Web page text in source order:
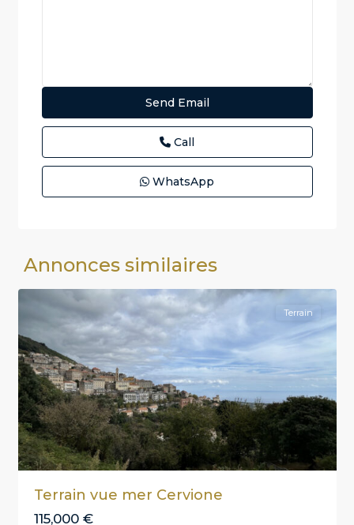
Call
WhatsApp
Annonces similaires
Cervione
Terrain
Terrain vue mer Cervione
115,000 €